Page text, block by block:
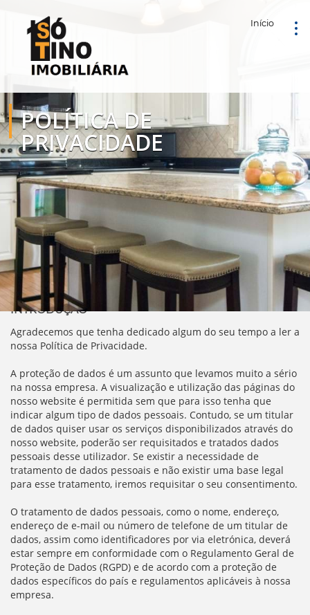
Início
POLÍTICA DE
PRIVACIDADE
INTRODUÇÃO
Agradecemos que tenha dedicado algum do seu tempo a ler a
nossa Política de Privacidade.
A proteção de dados é um assunto que levamos muito a sério
na nossa empresa. A visualização e utilização das páginas do
nosso website é permitida sem que para isso tenha que
indicar algum tipo de dados pessoais. Contudo, se um titular
de dados quiser usar os serviços disponibilizados através do
nosso website, poderão ser requisitados e tratados dados
pessoais desse utilizador. Se existir a necessidade de
tratamento de dados pessoais e não existir uma base legal
para esse tratamento, iremos requisitar o seu consentimento.
O tratamento de dados pessoais, como o nome, endereço,
endereço de e-mail ou número de telefone de um titular de
dados, assim como identificadores por via eletrónica, deverá
estar sempre em conformidade com o Regulamento Geral de
Proteção de Dados (RGPD) e de acordo com a proteção de
dados específicos do país e regulamentos aplicáveis à nossa
empresa.